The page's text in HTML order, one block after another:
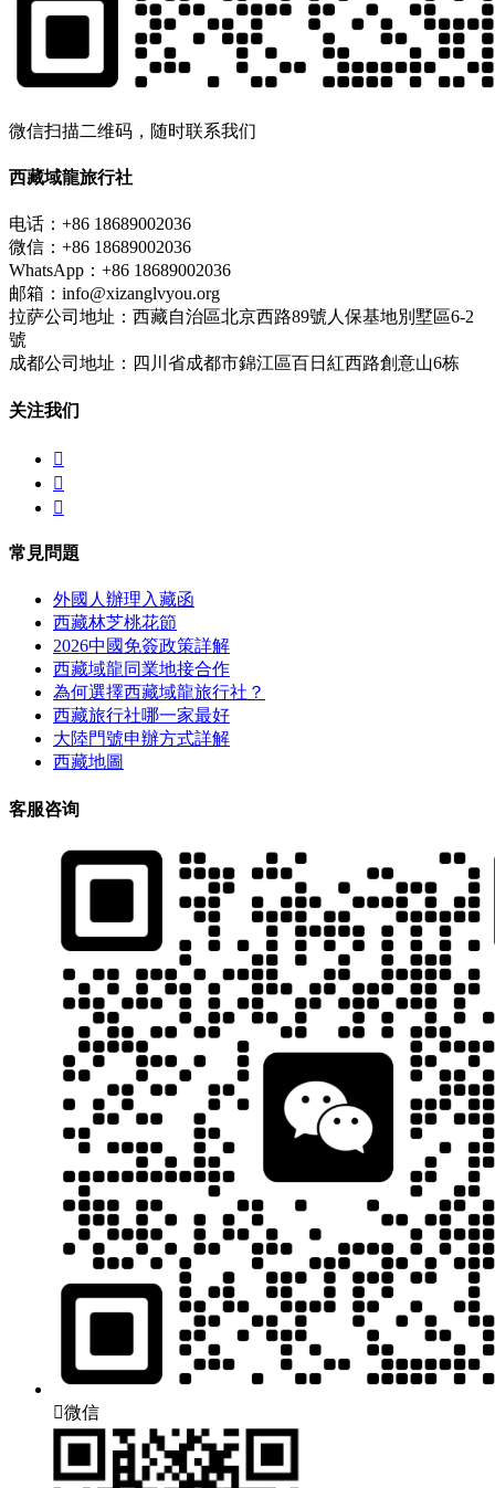
微信扫描二维码，随时联系我们
西藏域龍旅行社
电话：+86 18689002036
微信：+86 18689002036
WhatsApp：+86 18689002036
邮箱：info@xizanglvyou.org
拉萨公司地址：西藏自治區北京西路89號人保基地別墅區6-2
號
成都公司地址：四川省成都市錦江區百日紅西路創意山6栋
关注我们



常見問題
外國人辦理入藏函
西藏林芝桃花節
2026中國免簽政策詳解
西藏域龍同業地接合作
為何選擇西藏域龍旅行社？
西藏旅行社哪一家最好
大陸門號申辦方式詳解
西藏地圖
客服咨询
微信